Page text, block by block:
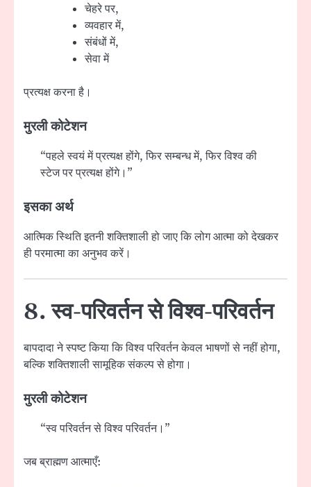
चेहरे पर,
व्यवहार में,
संबंधों में,
सेवा में
प्रत्यक्ष करना है।
मुरली कोटेशन
“पहले स्वयं में प्रत्यक्ष होंगे, फिर सम्बन्ध में, फिर विश्व की
स्टेज पर प्रत्यक्ष होंगे।”
इसका अर्थ
आत्मिक स्थिति इतनी शक्तिशाली हो जाए कि लोग आत्मा को देखकर
ही परमात्मा का अनुभव करें।
8. स्व-परिवर्तन से विश्व-परिवर्तन
बापदादा ने स्पष्ट किया कि विश्व परिवर्तन केवल भाषणों से नहीं होगा,
बल्कि शक्तिशाली सामूहिक संकल्प से होगा।
मुरली कोटेशन
“स्व परिवर्तन से विश्व परिवर्तन।”
जब ब्राह्मण आत्माएँ: